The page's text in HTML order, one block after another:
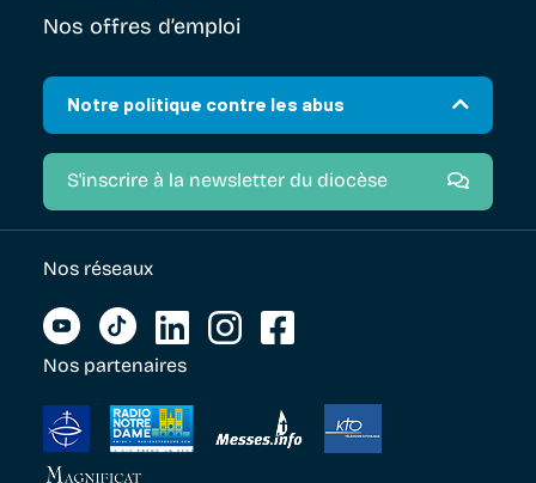
Nos offres d’emploi
Notre politique contre les abus
S'inscrire à la newsletter du diocèse
Nos réseaux
Nos partenaires